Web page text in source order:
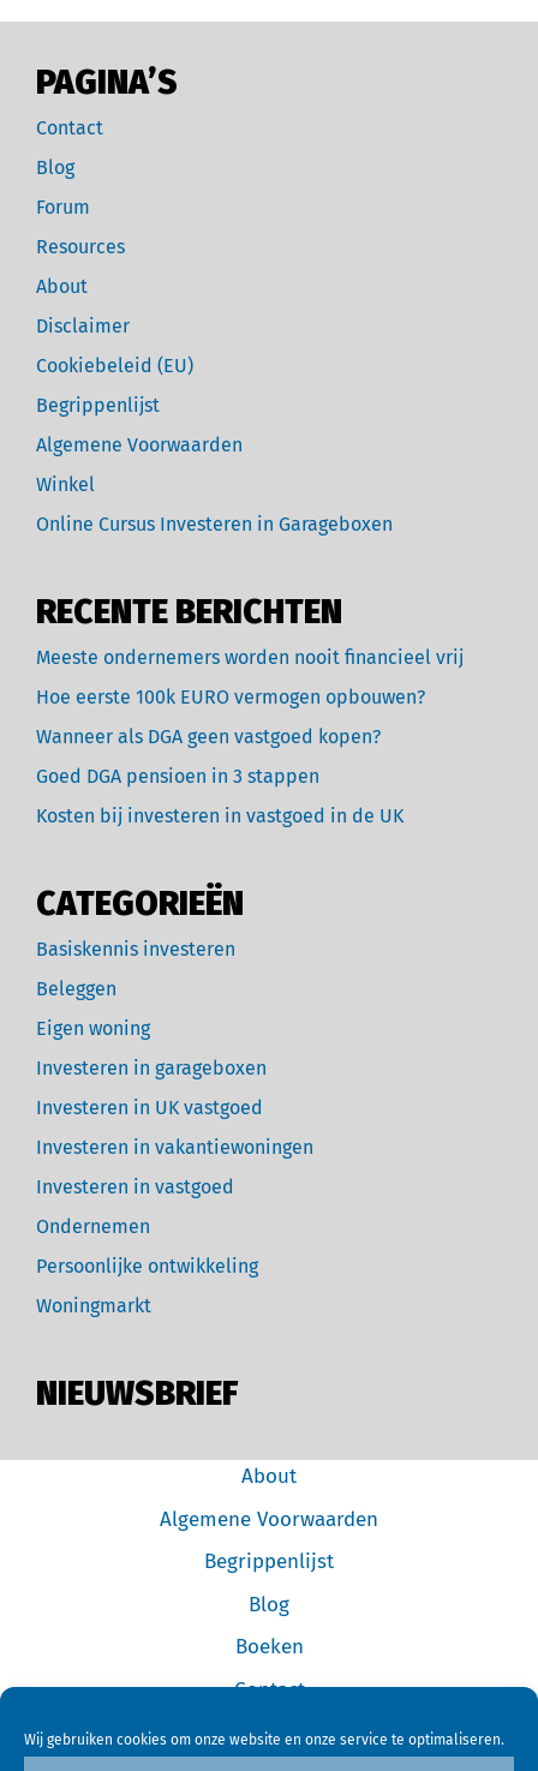
Wij gebruiken cookies om onze website en onze service te optimaliseren.
PAGINA’S
Contact
Blog
Forum
Resources
About
Disclaimer
Cookiebeleid (EU)
Begrippenlijst
Algemene Voorwaarden
Winkel
Online Cursus Investeren in Garageboxen
RECENTE BERICHTEN
Meeste ondernemers worden nooit financieel vrij
Hoe eerste 100k EURO vermogen opbouwen?
Wanneer als DGA geen vastgoed kopen?
Goed DGA pensioen in 3 stappen
Kosten bij investeren in vastgoed in de UK
CATEGORIEËN
Basiskennis investeren
Beleggen
Eigen woning
Investeren in garageboxen
Investeren in UK vastgoed
Investeren in vakantiewoningen
Investeren in vastgoed
Ondernemen
Persoonlijke ontwikkeling
Woningmarkt
NIEUWSBRIEF
About
Algemene Voorwaarden
Begrippenlijst
Blog
Boeken
Contact
Cookiebeleid (EU)